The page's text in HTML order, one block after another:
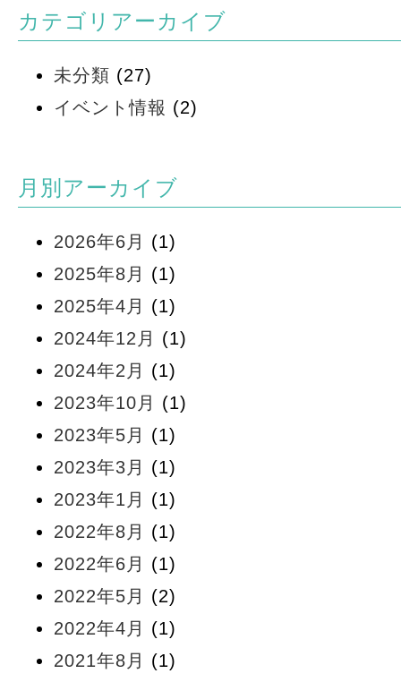
カテゴリアーカイブ
未分類 (27)
イベント情報 (2)
月別アーカイブ
2026年6月
(1)
2025年8月
(1)
2025年4月
(1)
2024年12月
(1)
2024年2月
(1)
2023年10月
(1)
2023年5月
(1)
2023年3月
(1)
2023年1月
(1)
2022年8月
(1)
2022年6月
(1)
2022年5月
(2)
2022年4月
(1)
2021年8月
(1)